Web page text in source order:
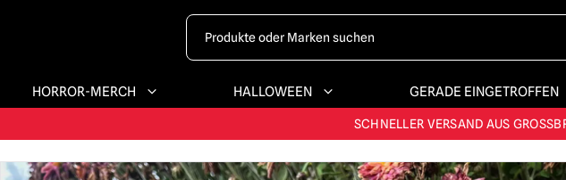
HORROR-MERCH HALLOWEEN GERADE EINGETROFFEN
GRÖSSTES & BESTES SORTIMENT IM
SCHNELLER VERSAND AUS